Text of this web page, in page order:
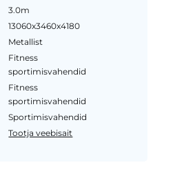
3.0m
13060x3460x4180
Metallist
Fitness
sportimisvahendid
Fitness
sportimisvahendid
Sportimisvahendid
Tootja veebisait